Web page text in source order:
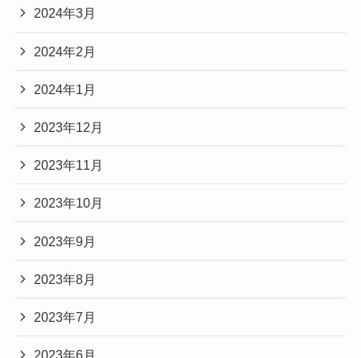
2024年3月
2024年2月
2024年1月
2023年12月
2023年11月
2023年10月
2023年9月
2023年8月
2023年7月
2023年6月